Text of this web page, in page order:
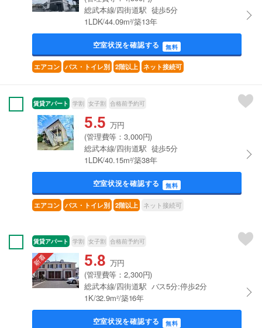
総武本線/四街道駅 徒歩5分
1LDK/44.09m²/築13年
空室状況を確認する 無料
エアコン バス・トイレ別 2階以上 ネット接続可
賃貸アパート 学割 女子割 合格前予約可
5.5 万円
(管理費等：3,000円)
総武本線/四街道駅 徒歩5分
1LDK/40.15m²/築38年
空室状況を確認する 無料
エアコン バス・トイレ別 2階以上 ネット接続可
賃貸アパート 学割 女子割 合格前予約可
5.8 万円
(管理費等：2,300円)
総武本線/四街道駅 バス5分:停歩2分
1K/32.9m²/築16年
空室状況を確認する 無料